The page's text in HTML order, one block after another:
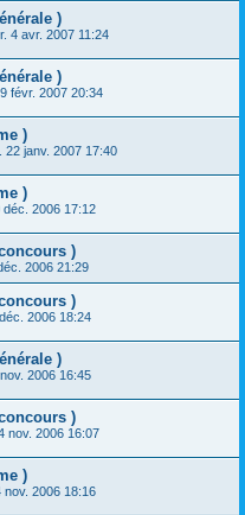
)
4 avr. 2007 11:24
)
févr. 2007 20:34
)
22 janv. 2007 17:40
)
déc. 2006 17:12
)
2006 21:29
)
2006 18:24
)
2006 16:45
)
nov. 2006 16:07
)
nov. 2006 18:16